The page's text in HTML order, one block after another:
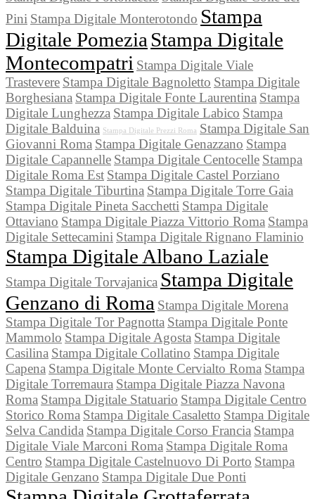
Pini Stampa Digitale Monterotondo Stampa
Digitale Pomezia Stampa Digitale
Montecompatri Stampa Digitale Viale
Trastevere Stampa Digitale Bagnoletto Stampa Digitale
Borghesiana Stampa Digitale Fonte Laurentina Stampa
Digitale Lunghezza Stampa Digitale Labico Stampa
Digitale Balduina Stampa Digitale Prezzi Roma Stampa Digitale San
Giovanni Roma Stampa Digitale Genazzano Stampa
Digitale Capannelle Stampa Digitale Centocelle Stampa
Digitale Roma Est Stampa Digitale Castel Porziano
Stampa Digitale Tiburtina Stampa Digitale Torre Gaia
Stampa Digitale Pineta Sacchetti Stampa Digitale
Ottaviano Stampa Digitale Piazza Vittorio Roma Stampa
Digitale Settecamini Stampa Digitale Rignano Flaminio
Stampa Digitale Albano Laziale
Stampa Digitale Torvajanica Stampa Digitale
Genzano di Roma Stampa Digitale Morena
Stampa Digitale Tor Pagnotta Stampa Digitale Ponte
Mammolo Stampa Digitale Agosta Stampa Digitale
Casilina Stampa Digitale Collatino Stampa Digitale
Capena Stampa Digitale Monte Cervialto Roma Stampa
Digitale Torremaura Stampa Digitale Piazza Navona
Roma Stampa Digitale Statuario Stampa Digitale Centro
Storico Roma Stampa Digitale Casaletto Stampa Digitale
Selva Candida Stampa Digitale Corso Francia Stampa
Digitale Viale Marconi Roma Stampa Digitale Roma
Centro Stampa Digitale Castelnuovo Di Porto Stampa
Digitale Genzano Stampa Digitale Due Ponti